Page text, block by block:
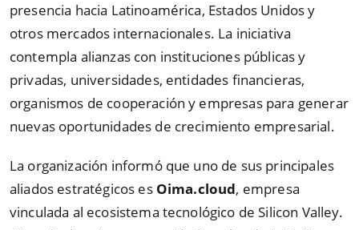
presencia hacia Latinoamérica, Estados Unidos y
otros mercados internacionales. La iniciativa
contempla alianzas con instituciones públicas y
privadas, universidades, entidades financieras,
organismos de cooperación y empresas para generar
nuevas oportunidades de crecimiento empresarial.
La organización informó que uno de sus principales
aliados estratégicos es Oima.cloud, empresa
vinculada al ecosistema tecnológico de Silicon Valley.